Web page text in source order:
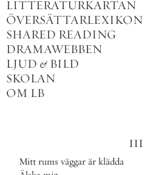
LITTERATURKARTAN
ÖVERSÄTTARLEXIKON
SHARED READING
DRAMAWEBBEN
LJUD & BILD
SKOLAN
OM LB
III
Mitt rums väggar är klädda